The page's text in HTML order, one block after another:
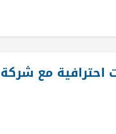
مع شركة